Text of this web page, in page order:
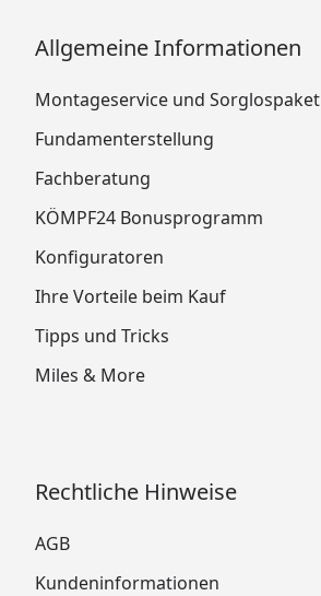
Allgemeine Informationen
Montageservice und Sorglospaket
Fundamenterstellung
Fachberatung
KÖMPF24 Bonusprogramm
Konfiguratoren
Ihre Vorteile beim Kauf
Tipps und Tricks
Miles & More
Rechtliche Hinweise
AGB
Kundeninformationen